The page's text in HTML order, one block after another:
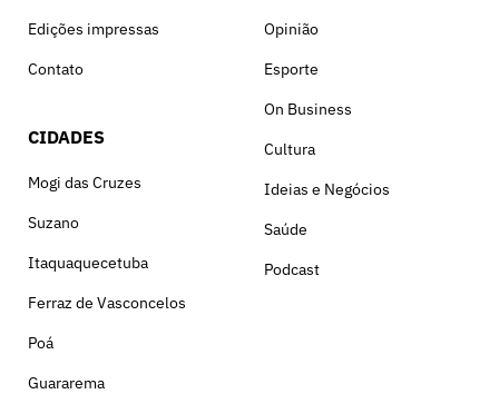
Edições impressas
Contato
CIDADES
Mogi das Cruzes
Suzano
Itaquaquecetuba
Ferraz de Vasconcelos
Poá
Guararema
Opinião
Esporte
On Business
Cultura
Ideias e Negócios
Saúde
Podcast